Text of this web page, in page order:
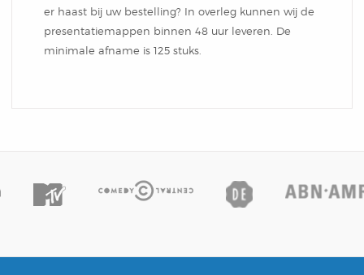
er haast bij uw bestelling? In overleg kunnen wij de
presentatiemappen binnen 48 uur leveren. De
minimale afname is 125 stuks.